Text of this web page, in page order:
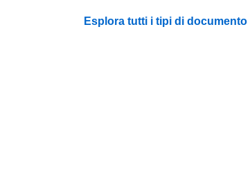
Esplora tutti i tipi di documento